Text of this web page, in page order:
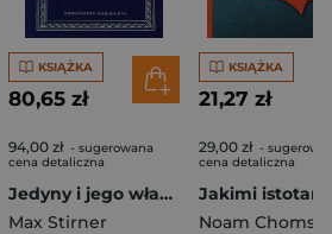
KSIĄŻKA
80,65 zł
94,00 zł - sugerowana
cena detaliczna
Jedyny i jego własność
Max Stirner
KSIĄŻKA
21,27 zł
29,00 zł -
cena detaliczna
Noam